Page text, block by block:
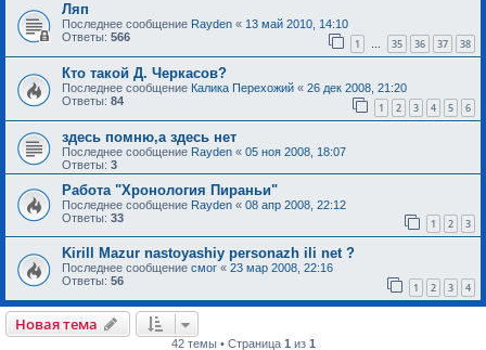
Ляп
Последнее сообщение Rayden « 13 май 2010, 14:10
Ответы: 566 1 … 35 36 37 38
Кто такой Д. Черкасов?
Последнее сообщение Калика Перехожий « 26 дек 2008, 21:20
Ответы: 84 1 2 3 4 5 6
здесь помню,а здесь нет
Последнее сообщение Rayden « 05 ноя 2008, 18:07
Ответы: 3
Работа "Хронология Пираньи"
Последнее сообщение Rayden « 08 апр 2008, 22:12
Ответы: 33 1 2 3
Kirill Mazur nastoyashiy personazh ili net ?
Последнее сообщение смог « 23 мар 2008, 22:16
Ответы: 56 1 2 3 4
Новая тема
42 темы • Страница 1 из 1